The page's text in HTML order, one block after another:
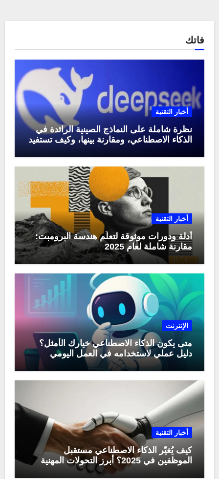
فاتك
أخبار التقنية
نظرة شاملة على النماذج الصينية الرائدة في
الذكاء الاصطناعي، ومقارنة بينها، وكيف تستفيد
أخبار التقنية
أدلة ودورات موثوقة لتعلّم هندسة البرومبت:
مقارنة شاملة لعام 2025
الإنترنت
متى يكون الذكاء الاصطناعي خيارك الأمثل؟
دليل عملي لاستخدامه في العمل اليومي
أخبار التقنية
كيف يُغيّر الذكاء الاصطناعي مستقبل
الموظفين في 2025؟ أبرز التحولات المهنية